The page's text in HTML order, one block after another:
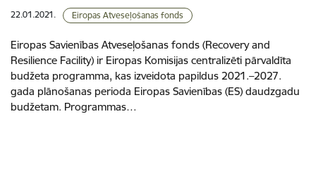
22.01.2021. Eiropas Atveseļošanas fonds
Eiropas Savienības Atveseļošanas fonds (Recovery and
Resilience Facility) ir Eiropas Komisijas centralizēti pārvaldīta
budžeta programma, kas izveidota papildus 2021.–2027.
gada plānošanas perioda Eiropas Savienības (ES) daudzgadu
budžetam. Programmas…